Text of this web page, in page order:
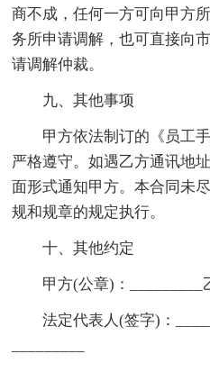
商不成，任何一方可向甲方
务所申请调解，也可直接向
请调解仲裁。
九、其他事项
甲方依法制订的《员工
严格遵守。如遇乙方通讯地
面形式通知甲方。本合同未
规和规章的规定执行。
十、其他约定
甲方(公章)：_________
法定代表人(签字)：